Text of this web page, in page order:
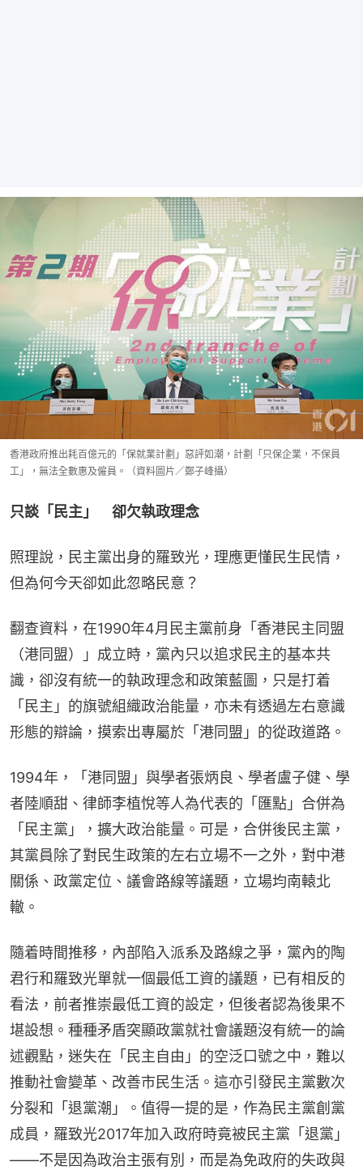
香港政府推出耗百億元的「保就業計劃」惡評如潮，計劃「只保企業，不保員
工」，無法全數惠及僱員。（資料圖片／鄭子峰攝）
只談「民主」　卻欠執政理念
照理說，民主黨出身的羅致光，理應更懂民生民情，
但為何今天卻如此忽略民意？
翻查資料，在1990年4月民主黨前身「香港民主同盟
（港同盟）」成立時，黨內只以追求民主的基本共
識，卻沒有統一的執政理念和政策藍圖，只是打着
「民主」的旗號組織政治能量，亦未有透過左右意識
形態的辯論，摸索出專屬於「港同盟」的從政道路。
1994年，「港同盟」與學者張炳良、學者盧子健、學
者陸順甜、律師李植悅等人為代表的「匯點」合併為
「民主黨」，擴大政治能量。可是，合併後民主黨，
其黨員除了對民生政策的左右立場不一之外，對中港
關係、政黨定位、議會路線等議題，立場均南轅北
轍。
隨着時間推移，內部陷入派系及路線之爭，黨內的陶
君行和羅致光單就一個最低工資的議題，已有相反的
看法，前者推崇最低工資的設定，但後者認為後果不
堪設想。種種矛盾突顯政黨就社會議題沒有統一的論
述觀點，迷失在「民主自由」的空泛口號之中，難以
推動社會變革、改善市民生活。這亦引發民主黨數次
分裂和「退黨潮」。值得一提的是，作為民主黨創黨
成員，羅致光2017年加入政府時竟被民主黨「退黨」
——不是因為政治主張有別，而是為免政府的失政與